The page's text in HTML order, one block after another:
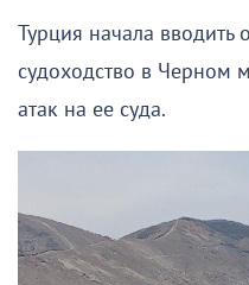
Турция начала вводить
судоходство в Черном
атак на ее суда.